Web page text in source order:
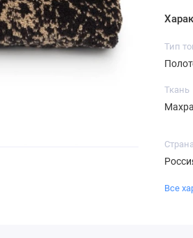
Тип
Ткань
Махра
Все